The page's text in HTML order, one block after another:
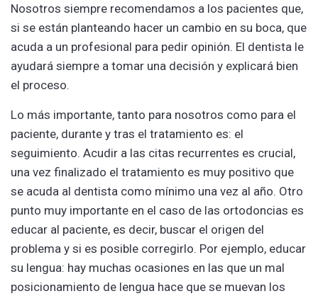
Nosotros siempre recomendamos a los pacientes que,
si se están planteando hacer un cambio en su boca, que
acuda a un profesional para pedir opinión. El dentista le
ayudará siempre a tomar una decisión y explicará bien
el proceso.
Lo más importante, tanto para nosotros como para el
paciente, durante y tras el tratamiento es: el
seguimiento. Acudir a las citas recurrentes es crucial,
una vez finalizado el tratamiento es muy positivo que
se acuda al dentista como mínimo una vez al año. Otro
punto muy importante en el caso de las ortodoncias es
educar al paciente, es decir, buscar el origen del
problema y si es posible corregirlo. Por ejemplo, educar
su lengua: hay muchas ocasiones en las que un mal
posicionamiento de lengua hace que se muevan los